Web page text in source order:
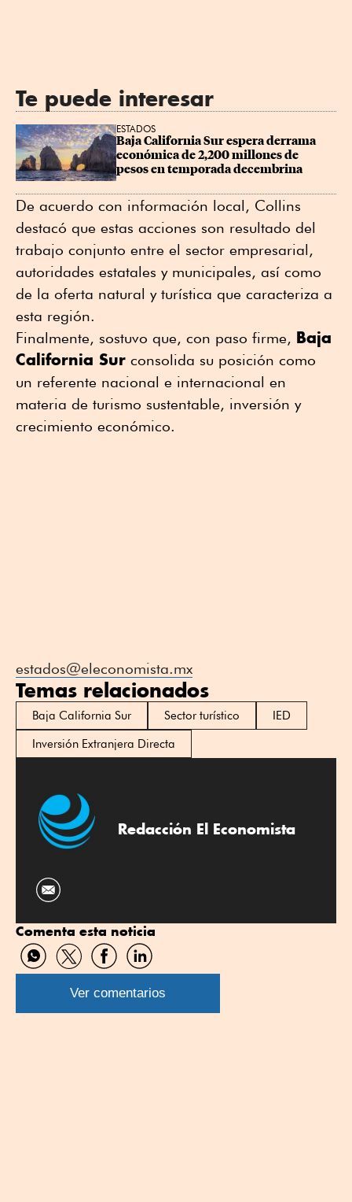
Te puede interesar
ESTADOS
Baja California Sur espera derrama
económica de 2,200 millones de
pesos en temporada decembrina
De acuerdo con información local, Collins
destacó que estas acciones son resultado del
trabajo conjunto entre el sector empresarial,
autoridades estatales y municipales, así como
de la oferta natural y turística que caracteriza a
esta región.
Finalmente, sostuvo que, con paso firme, Baja
California Sur consolida su posición como
un referente nacional e internacional en
materia de turismo sustentable, inversión y
crecimiento económico.
estados@eleconomista.mx
Temas relacionados
Baja California Sur Sector turístico
IED
Inversión Extranjera Directa
Redacción El Economista
Comenta esta noticia
Compartir
por
WhatsApp
Compartir
por
Twitter
Compartir
por
Facebook
Compartir
por
Linkedin
Ver comentarios